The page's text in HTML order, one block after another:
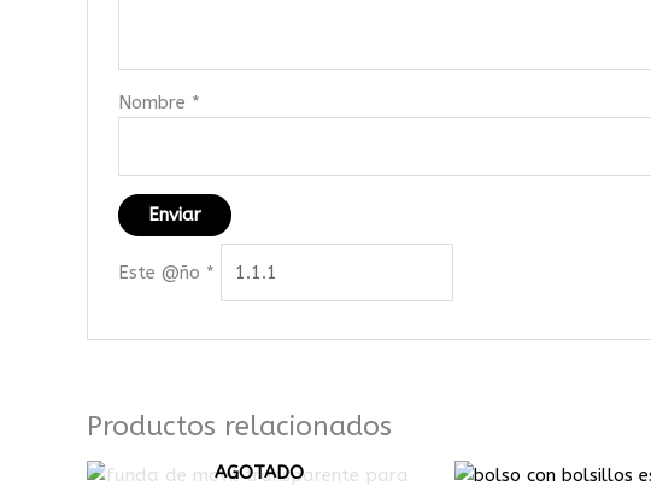
Nombre *
Este @ño *
Productos relacionados
AGOTADO